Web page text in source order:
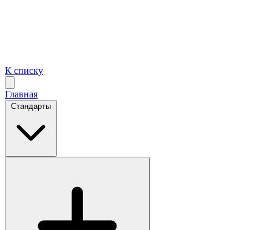
К списку
Главная
Стандарты